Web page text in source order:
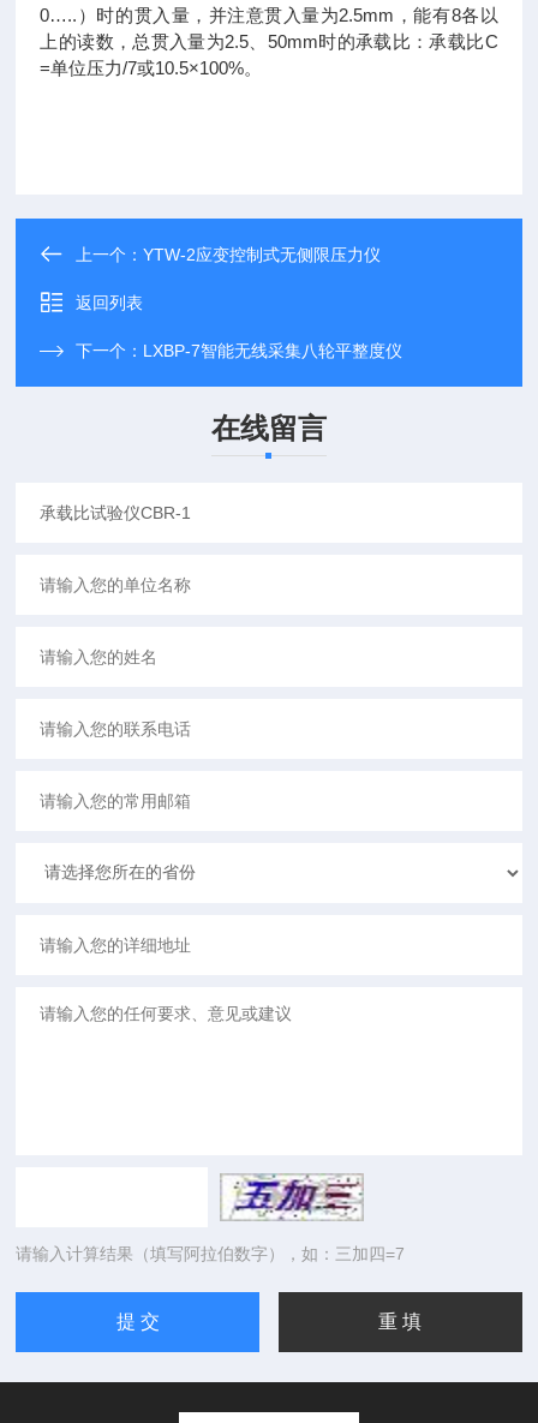
0….. ）时的贯入量，并注意贯入量为2.5mm ，能有8各以
上的读数，总贯入量为2.5 50mm时的承载比：承载比C
=单位压力/7或10.5×100%。
上一个：YTW-2应变控制式无侧限压力仪
返回列表
下一个： LXBP-7智能无线采集八轮平整度仪
在线留言
请输入计算结果（填写阿拉伯数字），如：三加四=7